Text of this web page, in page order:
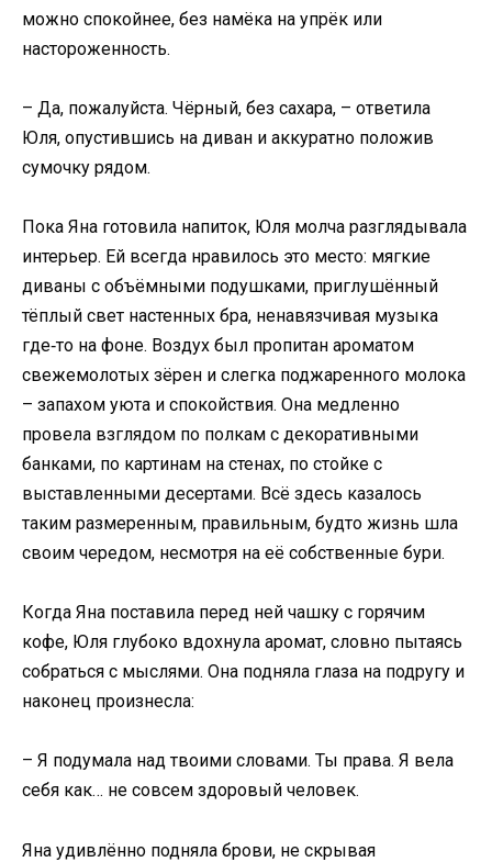
можно спокойнее, без намёка на упрёк или
настороженность.
– Да, пожалуйста. Чёрный, без сахара, – ответила
Юля, опустившись на диван и аккуратно положив
сумочку рядом.
Пока Яна готовила напиток, Юля молча разглядывала
интерьер. Ей всегда нравилось это место: мягкие
диваны с объёмными подушками, приглушённый
тёплый свет настенных бра, ненавязчивая музыка
где‑то на фоне. Воздух был пропитан ароматом
свежемолотых зёрен и слегка поджаренного молока
– запахом уюта и спокойствия. Она медленно
провела взглядом по полкам с декоративными
банками, по картинам на стенах, по стойке с
выставленными десертами. Всё здесь казалось
таким размеренным, правильным, будто жизнь шла
своим чередом, несмотря на её собственные бури.
Когда Яна поставила перед ней чашку с горячим
кофе, Юля глубоко вдохнула аромат, словно пытаясь
собраться с мыслями. Она подняла глаза на подругу и
наконец произнесла:
– Я подумала над твоими словами. Ты права. Я вела
себя как… не совсем здоровый человек.
Яна удивлённо подняла брови, не скрывая